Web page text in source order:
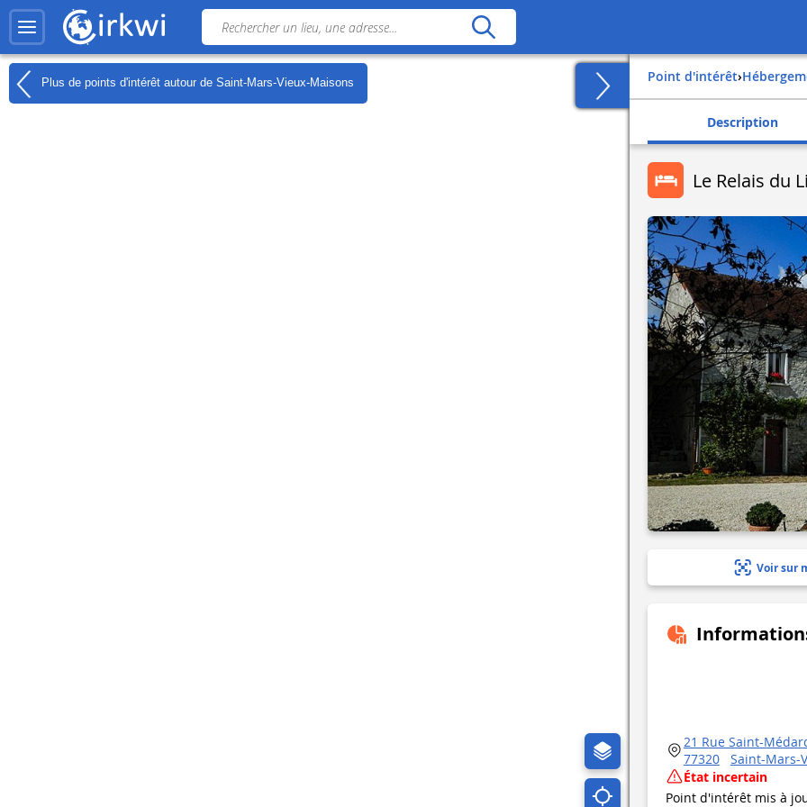
Plus de points d'intérêt autour de Saint-Mars-Vieux-Maisons Point d'intérêt›
Description
Le Relais du
Voir sur
21 Rue Saint-
77320
Saint-Mars-
État incertain
Point d'intérêt mis à